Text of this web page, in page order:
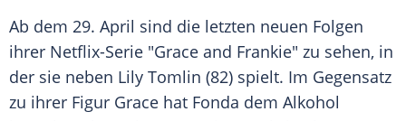
Ab dem 29. April sind die letzten neuen Folgen
ihrer Netflix-Serie "Grace and Frankie" zu sehen, in
der sie neben Lily Tomlin (82) spielt. Im Gegensatz
zu ihrer Figur Grace hat Fonda dem Alkohol